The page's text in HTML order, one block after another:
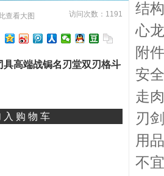
查看大图 访问次数：1191
高端战锔名刃堂双刃格斗
入 购 物 车
结
心
附
安
走
刃
用
不